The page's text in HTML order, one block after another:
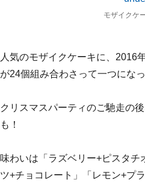
モザイクケ
人気のモザイクケーキに、2016
が24個組み合わさって一つにな
クリスマスパーティのご馳走の
も！
味わいは「ラズベリー+ピスタ
ツ+チョコレート」「レモン+プ